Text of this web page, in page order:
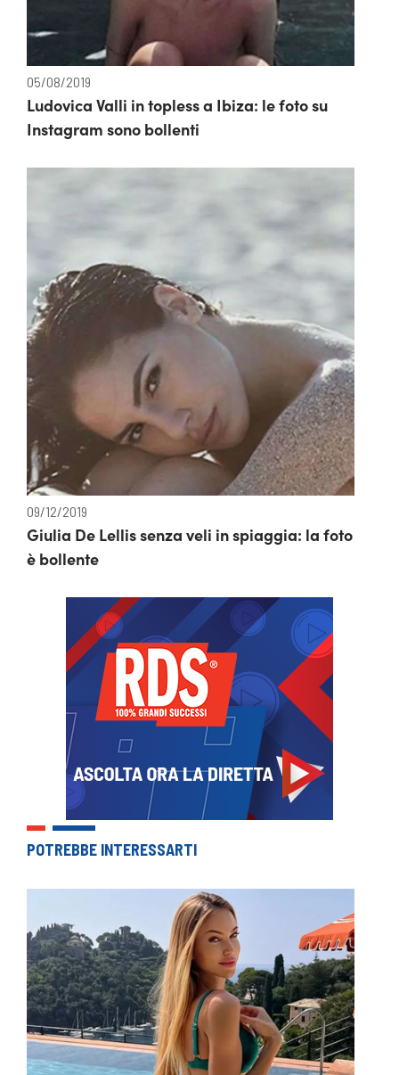
05/08/2019
Ludovica Valli in topless a Ibiza: le foto su
Instagram sono bollenti
09/12/2019
Giulia De Lellis senza veli in spiaggia: la foto
è bollente
POTREBBE INTERESSARTI